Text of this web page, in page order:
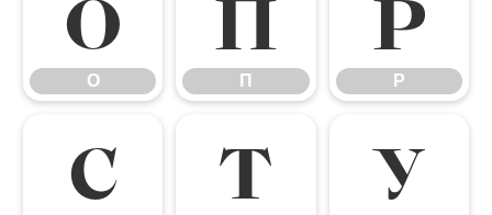
О
О
П
П
Р
Р
С Т У